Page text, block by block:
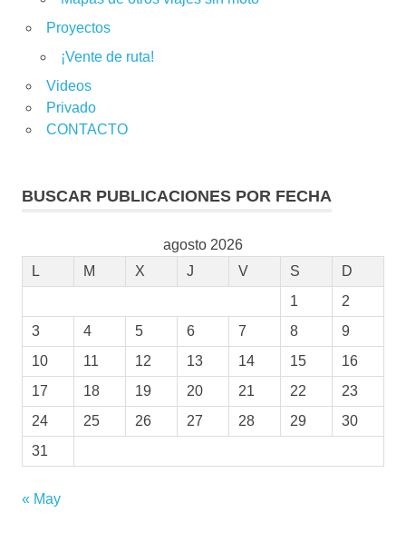
Proyectos
¡Vente de ruta!
Videos
Privado
CONTACTO
BUSCAR PUBLICACIONES POR FECHA
agosto 2026
L
M X J V S
D
1
2
3
4 5 6 7 8
9
10
11 12 13 14 15
16
17
18 19 20 21 22
23
24
25 26 27 28 29
30
31
« May